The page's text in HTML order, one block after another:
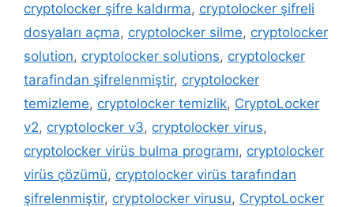
cryptolocker şifre kaldırma, cryptolocker şifreli
dosyaları açma, cryptolocker silme, cryptolocker
solution, cryptolocker solutions, cryptolocker
tarafindan şifrelenmiştir, cryptolocker
temizleme, cryptolocker temizlik, CryptoLocker
v2, cryptolocker v3, cryptolocker virus,
cryptolocker virüs bulma programı, cryptolocker
virüs çözümü, cryptolocker virüs tarafından
şifrelenmiştir, cryptolocker virusu, CryptoLocker